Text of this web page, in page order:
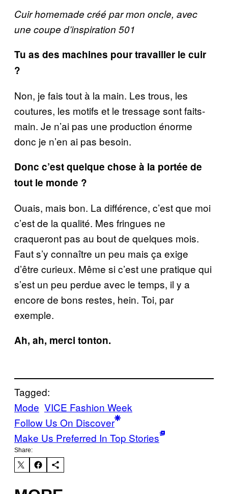
Cuir homemade créé par mon oncle, avec
une coupe d’inspiration 501
Tu as des machines pour travailler le cuir
?
Non, je fais tout à la main. Les trous, les
coutures, les motifs et le tressage sont faits-
main. Je n’ai pas une production énorme
donc je n’en ai pas besoin.
Donc c’est quelque chose à la portée de
tout le monde ?
Ouais, mais bon. La différence, c’est que moi
c’est de la qualité. Mes fringues ne
craqueront pas au bout de quelques mois.
Faut s’y connaître un peu mais ça exige
d’être curieux. Même si c’est une pratique qui
s’est un peu perdue avec le temps, il y a
encore de bons restes, hein. Toi, par
exemple.
Ah, ah, merci tonton.
Tagged:
Mode VICE Fashion Week
Follow Us On Discover
Make Us Preferred In Top Stories
Share: